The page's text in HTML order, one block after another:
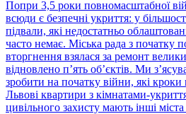
Попри 3,5 роки повномасштабної
всюди є безпечні укриття: у
підвали, які недостатньо
часто немає. Міська рада з початку
вторгнення взялася за ремонт
відновлено п’ять об’єктів. Ми
зробити на початку війни, які кроки
Львові квартири з кімнатами-
цивільного захисту мають інші міста